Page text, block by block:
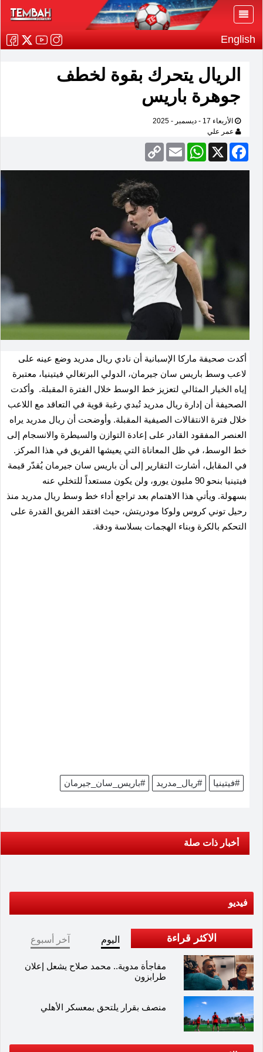
English
الريال يتحرك بقوة لخطف
جوهرة باريس
الأربعاء 17 - ديسمبر - 2025
عمر علي
Facebook
X
WhatsApp
Email
Copy
Link
أكدت صحيفة ماركا الإسبانية أن نادي ريال مدريد وضع عينه على
لاعب وسط باريس سان جيرمان، الدولي البرتغالي فيتينيا، معتبرة
إياه الخيار المثالي لتعزيز خط الوسط خلال الفترة المقبلة. وأكدت
الصحيفة أن إدارة ريال مدريد تُبدي رغبة قوية في التعاقد مع اللاعب
خلال فترة الانتقالات الصيفية المقبلة. وأوضحت أن ريال مدريد يراه
العنصر المفقود القادر على إعادة التوازن والسيطرة والانسجام إلى
خط الوسط، في ظل المعاناة التي يعيشها الفريق في هذا المركز.
في المقابل، أشارت التقارير إلى أن باريس سان جيرمان يُقدّر قيمة
فيتينيا بنحو 90 مليون يورو، ولن يكون مستعداً للتخلي عنه
بسهولة. ويأتي هذا الاهتمام بعد تراجع أداء خط وسط ريال مدريد منذ
رحيل توني كروس ولوكا مودريتش، حيث افتقد الفريق القدرة على
التحكم بالكرة وبناء الهجمات بسلاسة ودقة.
#باريس_سان_جيرمان #ريال_مدريد #فيتينيا
أخبار ذات صلة
فيديو
الاكثر قراءة اليوم آخر أسبوع
مفاجأة مدوية.. محمد صلاح يشعل إعلان
طرابزون
منصف بقرار يلتحق بمعسكر الأهلي